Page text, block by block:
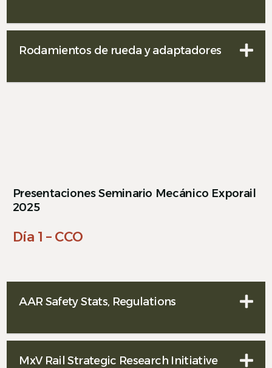
Rodamientos de rueda y adaptadores
Presentaciones Seminario Mecánico Exporail
2025
Día 1 – CCO
AAR Safety Stats, Regulations
MxV Rail Strategic Research Initiative